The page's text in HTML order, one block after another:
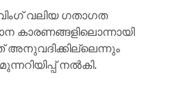
വലിയ ഗതാഗത
കാരണങ്ങളിലൊന്നായി
നൽകി.